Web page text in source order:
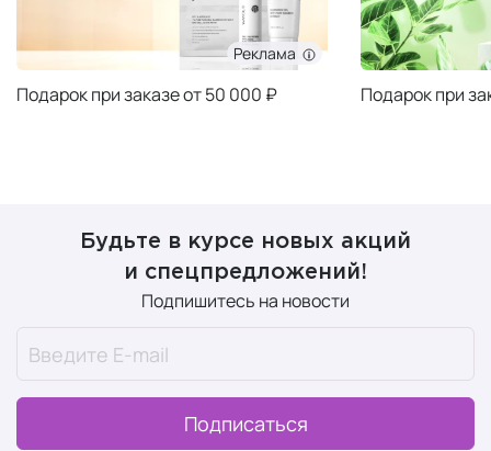
Реклама
Подарок при заказе от 50 000 ₽ Подарок при
Будьте в курсе новых акций
и спецпредложений!
Подпишитесь на новости
Подписаться